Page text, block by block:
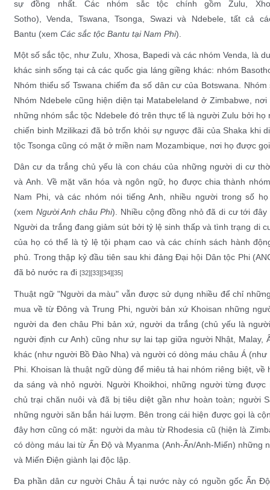
sự đồng nhất. Các nhóm sắc tộc chính gồmZulu
Sotho),Venda Tswana ,Tsonga Swazivà Ndebele , tất cả
Bantu (xem Các sắc tộc Bantu tại Nam Phi).
Một số sắc tộc, như Zulu, Xhosa, Bapedi và các nhóm Venda, là
khác sinh sống tại cả các quốc gia láng giềng khác: nhóm
Nhóm thiểu sốTswana chiếm đa số dân cư của Botswana .
Nhóm Ndebele cũng hiện diện tại Matabeleland ởZimbabwe ,
những nhóm sắc tộc Ndebele đó trên thực tế là người Zulu bởi
chiến binh Mzilikazi đã bỏ trốn khỏi sự ngược đãi của Shaka khi
tộc Tsonga cũng có mặt ở miền nam Mozambique , nơi họ được
Dân cư da trắng chủ yếu là con cháu của những người di cư
vàAnh . Về mặt văn hóa và ngôn ngữ, họ được chia thành
Nam Phi, và các nhóm nói tiếng Anh , nhiều người trong số
(xem Người Anh châu Phi). Nhiều cộng đồng nhỏ đã di cư tới
Người da trắng đang giảm sút bởi tỷ lệ sinh thấp và tình trạng di
của họ có thể là tỷ lệtội phạm cao và các chính sách hành
phủ. Trong thập kỷ đầu tiên sau khi đảng Đại hội Dân tộc Phi
đã bỏ nước ra đi [32][33][34][35]
Thuật ngữ "Người da màu" vẫn được sử dụng nhiều để chỉ
mua về từ Đông và Trung Phi, người bản xứ Khoisan những
người da đen châu Phi bản xứ, người da trắng (chủ yếu là
người định cư Anh) cũng như sự lai tạp giữa người Nhật Malay,
khác (như người Bồ Đào Nha) và người có dòng máu châu Á (như
Phi. Khoisan là thuật ngữ dùng để miêu tả hai nhóm riêng biệt,
da sáng và nhỏ người. Người Khoikhoi, những người từng
chủ trại chăn nuôi và đã bị tiêu diệt gần như hoàn toàn; người
những người săn bắn hái lượm. Bên trong cái hiện được gọi là
đây hơn cũng có mặt: người da màu từ Rhodesia cũ (hiện là
có dòng máu lai từ Ấn Độ và Myanma (Anh-Ấn/Anh-Miến) những
và Miến Điện giành lại độc lập.
Đa phần dân cư ngườiChâu Á tại nước này có nguồn gốc Ấn